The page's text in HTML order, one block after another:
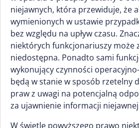
niejawnych, która przewiduje, że
wymienionych w ustawie
bez względu na upływ czasu.
niektórych funkcjonariuszy może
niedostępna. Ponadto sami
wykonujący czynności
będą w stanie w sposób rzetelny
praw z uwagi na potencjalną
za ujawnienie informacji
W świetle powyższego prawo